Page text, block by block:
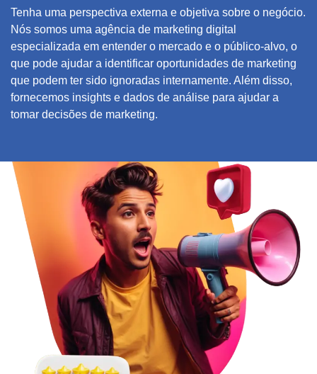
Tenha uma perspectiva externa e objetiva sobre o negócio.
Nós somos uma agência de marketing digital
especializada em entender o mercado e o público-alvo, o
que pode ajudar a identificar oportunidades de marketing
que podem ter sido ignoradas internamente. Além disso,
fornecemos insights e dados de análise para ajudar a
tomar decisões de marketing.